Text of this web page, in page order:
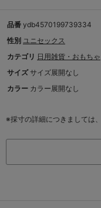
品番 ydb4570199739334
性別 ユニセックス
カテゴリ 日用雑貨・おもちゃ
サイズ サイズ展開なし
カラー カラー展開なし
※採寸の詳細につきましては、